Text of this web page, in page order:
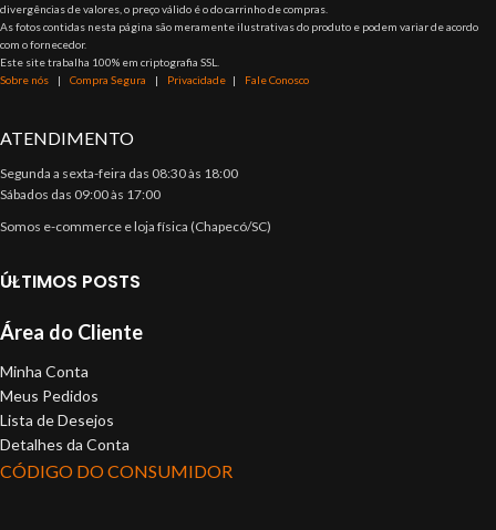
divergências de valores, o preço válido é o do carrinho de compras.
As fotos contidas nesta página são meramente ilustrativas do produto e podem variar de acordo
com o fornecedor.
Este site trabalha 100% em criptografia SSL.
Sobre nós | Compra Segura | Privacidade | Fale Conosco
ATENDIMENTO
Segunda a sexta-feira das 08:30 às 18:00
Sábados das 09:00 às 17:00
Somos e-commerce e loja física (Chapecó/SC)
ÚLTIMOS POSTS
Área do Cliente
Minha Conta
Meus Pedidos
Lista de Desejos
Detalhes da Conta
CÓDIGO DO CONSUMIDOR